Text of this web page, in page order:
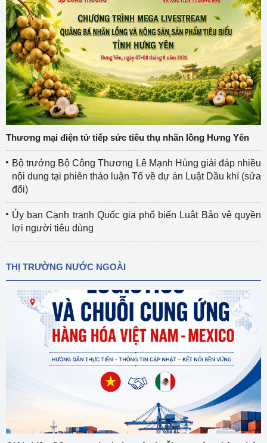
Thương mại điện tử tiếp sức tiêu thụ nhãn lồng Hưng Yên
Bộ trưởng Bộ Công Thương Lê Mạnh Hùng giải đáp nhiều
nội dung tại phiên thảo luận Tổ về dự án Luật Dầu khí (sửa
đổi)
Ủy ban Cạnh tranh Quốc gia phổ biến Luật Bảo vệ quyền
lợi người tiêu dùng
THỊ TRƯỜNG NƯỚC NGOÀI